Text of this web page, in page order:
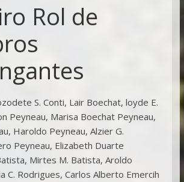
Rol de
S. Conti, Lair Boechat, loyde E.
Peyneau, Marisa Boechat Peyneau,
Haroldo Peyneau, Alzier G.
Peyneau, Elizabeth Duarte
Mirtes M. Batista, Aroldo
C. Rodrigues, Carlos Alberto Emercih